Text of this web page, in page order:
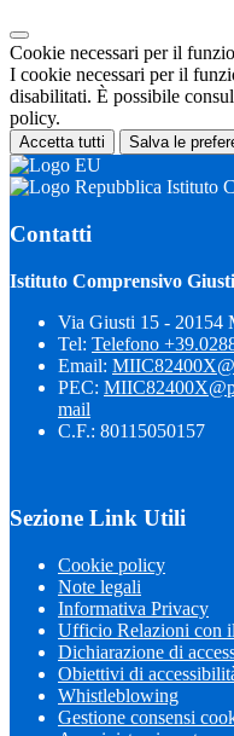
Cookie necessari per il
I cookie necessari per il
disabilitati. È possibile
policy.
Accetta tutti Salva le
Istituto
Contatti
Istituto Comprensivo
Via Giusti 15 - 20154
Tel: Telefono
Email:
PEC:
mail
C.F.: 80115050157
Sezione Link Utili
Cookie policy
Note legali
Informativa Privacy
Ufficio Relazioni con
Dichiarazione di
Obiettivi di
Whistleblowing
Gestione consensi